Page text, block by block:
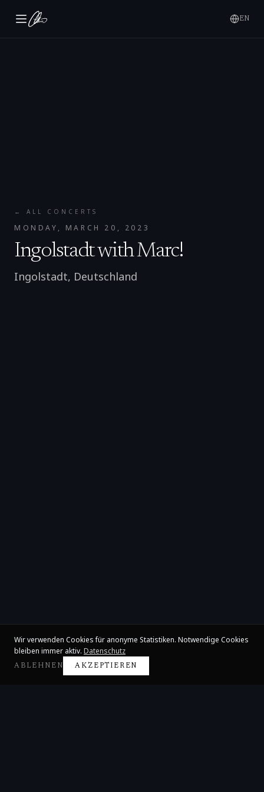
EN
← ALL CONCERTS
MONDAY, MARCH 20, 2023
Ingolstadt with Marc!
Ingolstadt, Deutschland
Wir verwenden Cookies für anonyme Statistiken. Notwendige Cookies
bleiben immer aktiv. Datenschutz
ABLEHNEN AKZEPTIEREN